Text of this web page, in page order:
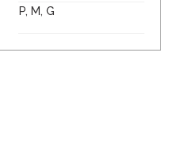
P, M, G